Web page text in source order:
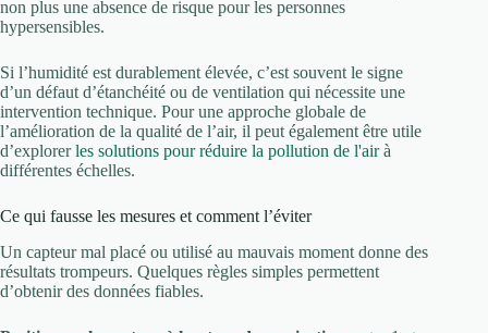
non plus une absence de risque pour les personnes
hypersensibles.
Si l’humidité est durablement élevée, c’est souvent le signe
d’un défaut d’étanchéité ou de ventilation qui nécessite une
intervention technique. Pour une approche globale de
l’amélioration de la qualité de l’air, il peut également être utile
d’explorerles solutions pour réduire la pollution de l'airà
différentes échelles.
Ce qui fausse les mesures et comment l’éviter
Un capteur mal placé ou utilisé au mauvais moment donne des
résultats trompeurs. Quelques règles simples permettent
d’obtenir des données fiables.